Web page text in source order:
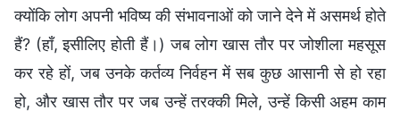
क्योंकि लोग अपनी भविष्य की संभावनाओं को जाने देने में असमर्थ होते
हैं? (हाँ, इसीलिए होती हैं।) जब लोग खास तौर पर जोशीला महसूस
कर रहे हों, जब उनके कर्तव्य निर्वहन में सब कुछ आसानी से हो रहा
हो, और खास तौर पर जब उन्हें तरक्की मिले, उन्हें किसी अहम काम